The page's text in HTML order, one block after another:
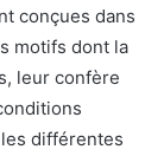
conçues dans
motifs dont la
leur confère
différentes